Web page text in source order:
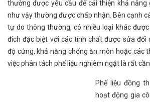
thường được yêu cầu để cải thiện khả năng
như vậy thường được chấp nhận. Bên cạnh
tự do thông thường, có nhiều loại khác
đích đặc biệt với các tính chất được sửa đổi
độ cứng, khả năng chống ăn mòn hoặc các
việc phân tách phế liệu nghiêm ngặt là rất
Phế liệu đồng
hoạt động gia